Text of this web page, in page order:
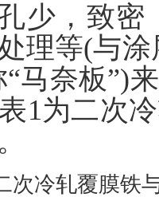
少，致
理等(与
马奈板”)
1为二次
次冷轧覆膜铁